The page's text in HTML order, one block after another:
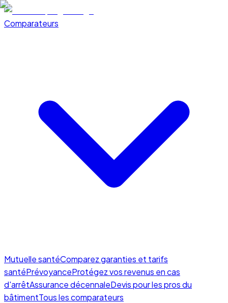
Comparateurs
Mutuelle santéComparez garanties et tarifs
santéPrévoyanceProtégez vos revenus en cas
d'arrêtAssurance décennaleDevis pour les pros du
bâtimentTous les comparateurs